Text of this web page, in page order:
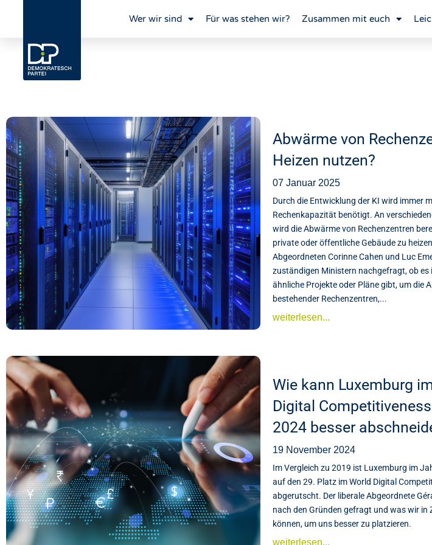
Wer wir sind Für was stehen wir? Zusammen mit euch
Abwärme von
Heizen nutzen?
07 Januar 2025
Durch die Entwicklung der KI wird immer
Rechenkapazität benötigt. An
wird die Abwärme von Rechenzentren
private oder öffentliche Gebäude zu
Abgeordneten Corinne Cahen und Luc
zuständigen Ministern nachgefragt, ob es
ähnliche Projekte oder Pläne gibt, um die
bestehender Rechenzentren,...
weiterlesen...
Wie kann Luxemburg
Digital
2024 besser
19 November 2024
Im Vergleich zu 2019 ist Luxemburg im
auf den 29. Platz im World Digital
abgerutscht. Der liberale Abgeordnete
nach den Gründen gefragt und was wir in
können, um uns besser zu platzieren.
weiterlesen...